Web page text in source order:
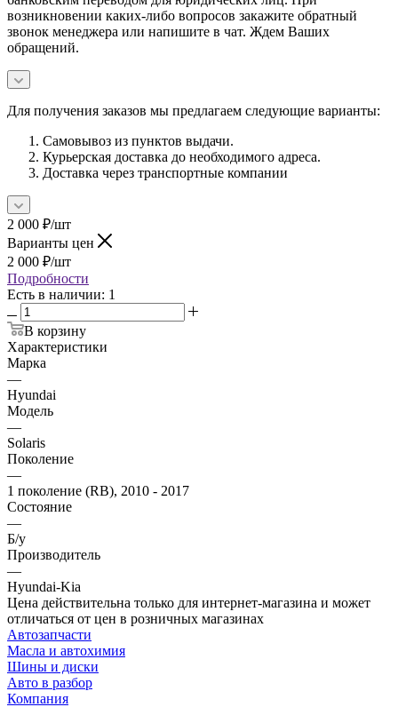
возникновении каких-либо вопросов закажите обратный
звонок менеджера или напишите в чат. Ждем Ваших
обращений.
Для получения заказов мы предлагаем следующие варианты:
Самовывоз из пунктов выдачи.
Курьерская доставка до необходимого адреса.
Доставка через транспортные компании
2 000 ₽/шт
Варианты цен
2 000 ₽/шт
Подробности
Есть в наличии: 1
В корзину
Характеристики
Марка
—
Hyundai
Модель
—
Solaris
Поколение
—
1 поколение (RB), 2010 - 2017
Состояние
—
Б/у
Производитель
—
Hyundai-Kia
Цена действительна только для интернет-магазина и может
отличаться от цен в розничных магазинах
Автозапчасти
Масла и автохимия
Шины и диски
Авто в разбор
Компания